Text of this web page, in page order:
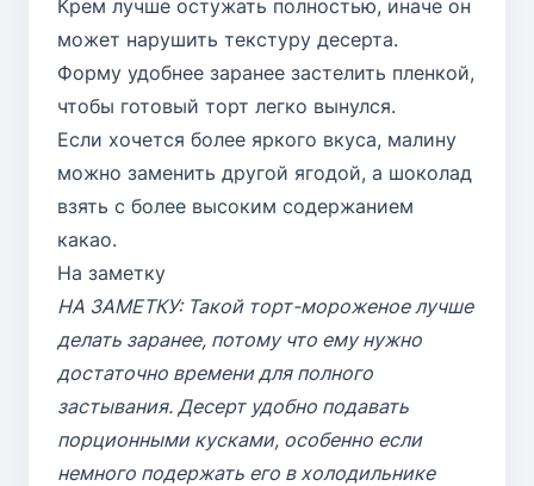
Крем лучше остужать полностью, иначе он
может нарушить текстуру десерта.
Форму удобнее заранее застелить пленкой,
чтобы готовый торт легко вынулся.
Если хочется более яркого вкуса, малину
можно заменить другой ягодой, а шоколад
взять с более высоким содержанием
какао.
На заметку
НА ЗАМЕТКУ: Такой торт-мороженое лучше
делать заранее, потому что ему нужно
достаточно времени для полного
застывания. Десерт удобно подавать
порционными кусками, особенно если
немного подержать его в холодильнике